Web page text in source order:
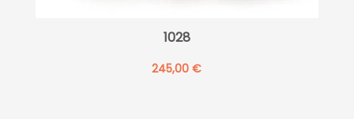
1028
245,00€